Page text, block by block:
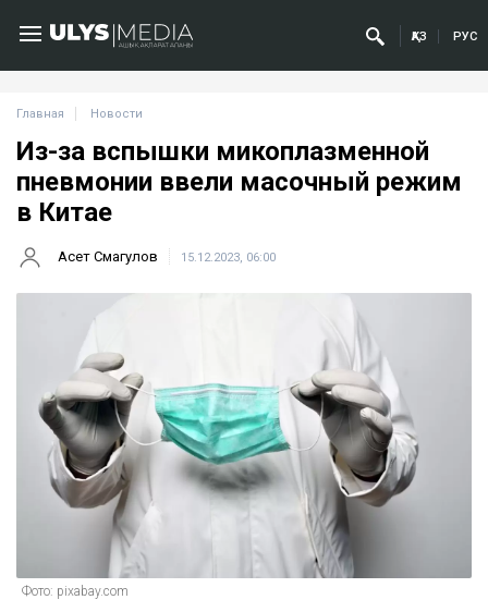
ҚАЗ РУС
Главная Новости
Из-за вспышки микоплазменной
пневмонии ввели масочный режим
в Китае
Асет Смагулов 15.12.2023, 06:00
Фото: pixabay.com